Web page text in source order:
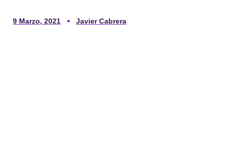
9 Marzo, 2021 Javier Cabrera